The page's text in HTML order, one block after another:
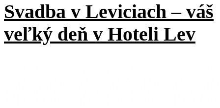
Svadba v Leviciach – váš
veľký deň v Hoteli Lev